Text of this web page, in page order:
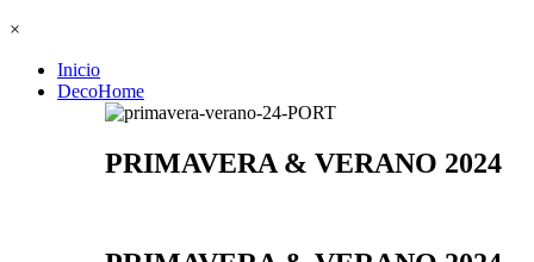
×
Inicio
DecoHome
PRIMAVERA & VERANO 2024